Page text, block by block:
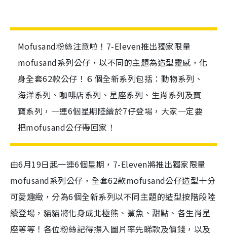
Mofusand粉絲注意啦！7-Eleven推出獨家限量
mofusand系列公仔，以不同的主題為造型靈感，化
身全套62款公仔！６個全新系列包括：動物系列、
海洋系列、咖啡店系列、星座系列、生肖系列及寶
寶系列，一連6個星期陸續於7仔登場，大家一定要
把mofusand公仔帶回家！
由6月19日起一連6個星期 ，7-Eleven將推出獨家限量
mofusand系列公仔，全套62款mofusand公仔造型十分
可愛趣緻，分為6個全新系列以不同主題的造型按階段陸
續登場，貓貓將化身成北極熊、鯊魚、甜點、各生肖星
座等等！各位粉絲記得㩒入圖片率先睇款及價錢，以及